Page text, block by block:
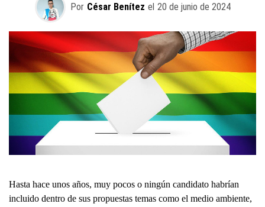
Por César Benítez el 20 de junio de 2024
Hasta hace unos años, muy pocos o ningún candidato habrían
incluido dentro de sus propuestas temas como el medio ambiente,